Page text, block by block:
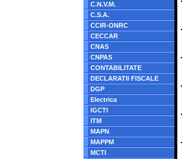
C.N.V.M.
C.S.A.
CCIR-ONRC
CECCAR
CNAS
CNPAS
CONTABILITATE
DECLARATII FISCALE
DGP
Electrica
IGCTI
ITM
MAPN
MAPPM
MCTI